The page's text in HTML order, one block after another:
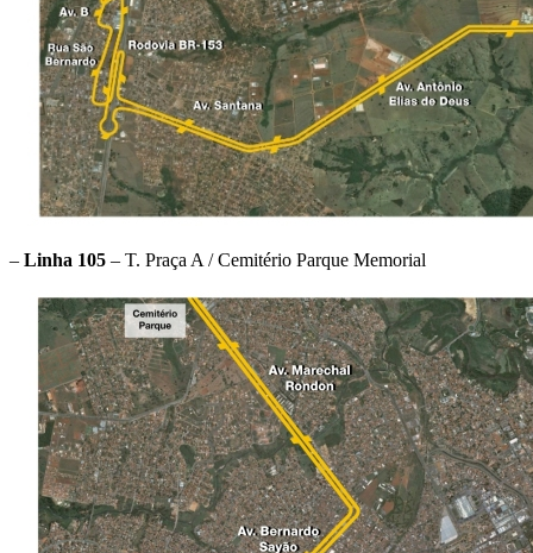
– Linha 105 – T. Praça A / Cemitério Parque Memorial